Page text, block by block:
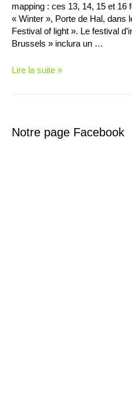
mapping : ces 13, 14, 15 et 16
« Winter », Porte de Hal, dans
Festival of light ». Le festival
Brussels » inclura un …
Venez
à
Lire la suite »
Notre page Facebook